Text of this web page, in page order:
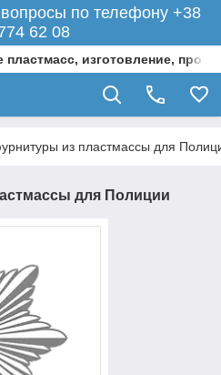
по телефону +38
62 08
изготовление,
из пластмассы для
для Полиции